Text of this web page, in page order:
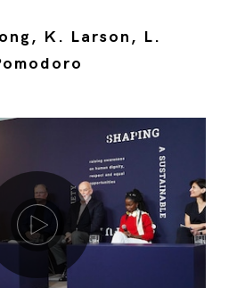
K. Larson, L.
video